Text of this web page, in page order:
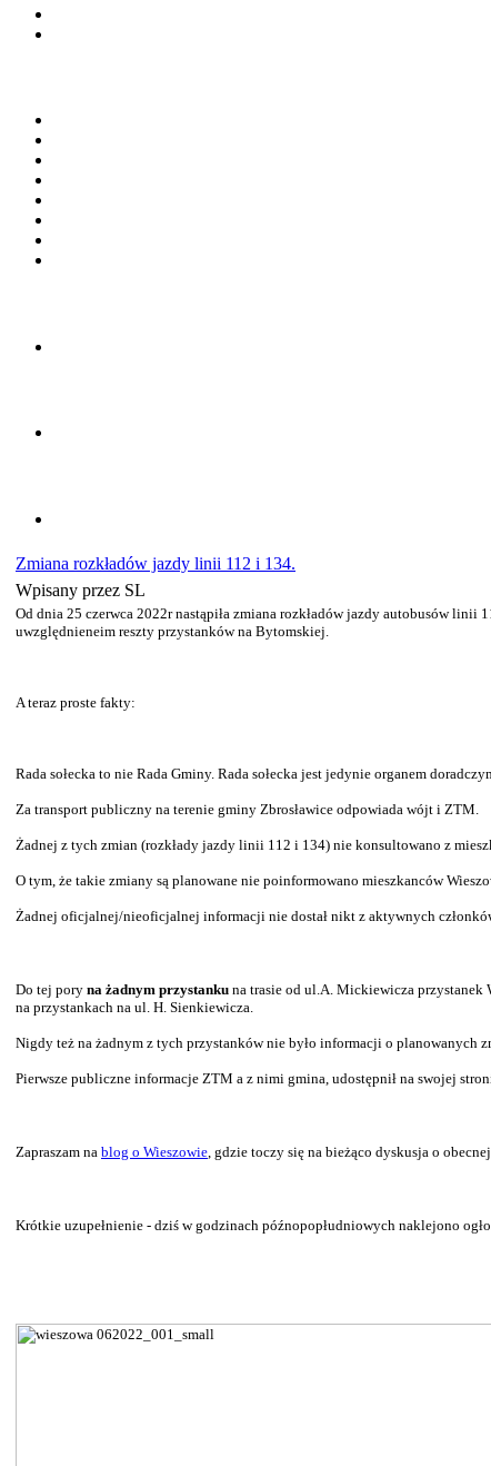
Zmiana rozkładów jazdy linii 112 i 134.
Wpisany przez SL
Od dnia 25 czerwca 2022r nastąpiła zmiana rozkładów jazdy autobusów
uwzględnieneim reszty przystanków na Bytomskiej.
A teraz proste fakty:
Rada sołecka to nie Rada Gminy. Rada sołecka jest jedynie organem
Za transport publiczny na terenie gminy Zbrosławice odpowiada wójt i ZTM.
Żadnej z tych zmian (rozkłady jazdy linii 112 i 134) nie konsultowano z
O tym, że takie zmiany są planowane nie poinformowano mieszkanców
Żadnej oficjalnej/nieoficjalnej informacji nie dostał nikt z aktywnych
Do tej pory na żadnym przystanku na trasie od ul.A. Mickiewicza przystanek
na przystankach na ul. H. Sienkiewicza.
Nigdy też na żadnym z tych przystanków nie było informacji o planowanych
Pierwsze publiczne informacje ZTM a z nimi gmina, udostępnił na swojej
Zapraszam na blog o Wieszowie , gdzie toczy się na bieżąco dyskusja o
Krótkie uzupełnienie - dziś w godzinach późnopopłudniowych naklejono